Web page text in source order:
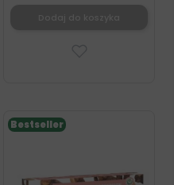
Bestseller